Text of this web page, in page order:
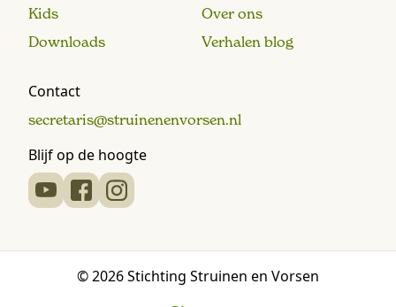
Kids
Over ons
Downloads
Verhalen blog
Contact
secretaris@struinenenvorsen.nl
Blijf op de hoogte
© 2026 Stichting Struinen en Vorsen